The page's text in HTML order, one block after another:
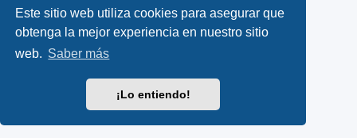
Este sitio web utiliza cookies para asegurar que
obtenga la mejor experiencia en nuestro sitio
web. Saber más
¡Lo entiendo!